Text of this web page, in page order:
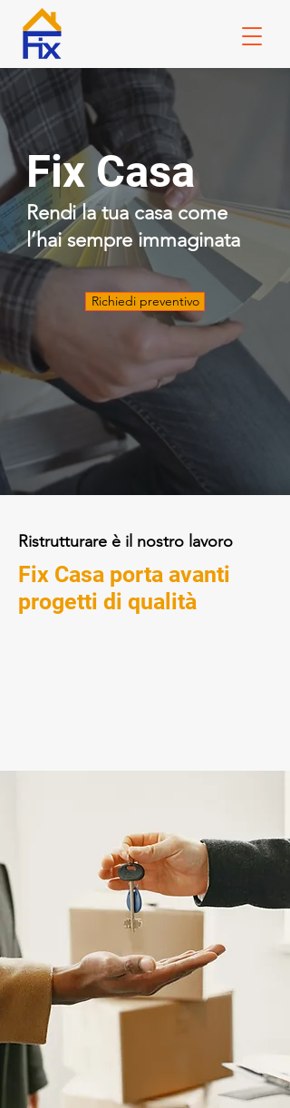
Fix Casa
Rendi la tua casa come
l’hai sempre immaginata
Richiedi preventivo
Ristrutturare è il nostro lavoro
Fix Casa porta avanti
progetti di qualità